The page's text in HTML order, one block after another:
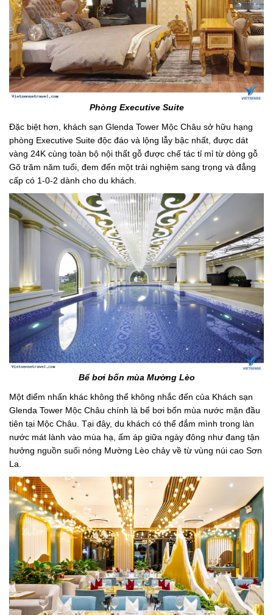
Phòng Executive Suite
Đặc biệt hơn, khách sạn Glenda Tower Mộc Châu sở hữu hạng
phòng Executive Suite độc đáo và lộng lẫy bậc nhất, được dát
vàng 24K cùng toàn bộ nội thất gỗ được chế tác tỉ mỉ từ dòng gỗ
Gõ trăm năm tuổi, đem đến một trải nghiệm sang trọng và đẳng
cấp có 1-0-2 dành cho du khách.
Bể bơi bốn mùa Mường Lèo
Một điểm nhấn khác không thể không nhắc đến của Khách sạn
Glenda Tower Mộc Châu chính là bể bơi bốn mùa nước mặn đầu
tiên tại Mộc Châu. Tại đây, du khách có thể đắm mình trong làn
nước mát lành vào mùa hạ, ấm áp giữa ngày đông như đang tận
hưởng nguồn suối nóng Mường Lèo chảy về từ vùng núi cao Sơn
La.